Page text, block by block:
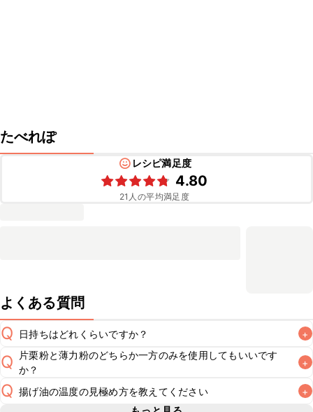
たべれぽ
レシピ満足度
4.80
21 人の平均満足度
よくある質問
Q 日持ちはどれくらいですか？ +
A
保存期間は冷蔵で翌日中が目安です。なるべくお早めにお召
こちらの注意事項をご確認の上、正し
Q
片栗粉と薄力粉のどちらか一方のみを使用してもいいです
か？
+
A 片栗粉と薄力粉のどちらか一方のみを使用してもお作りいた
Q 揚げ油の温度の見極め方を教えてください +